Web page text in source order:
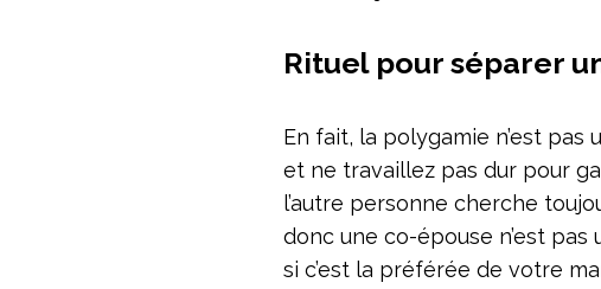
Rituel pour séparer
En fait, la polygamie n’est pas
et ne travaillez pas dur pour
l’autre personne cherche
donc une co-épouse n’est pas
si c’est la préférée de votre